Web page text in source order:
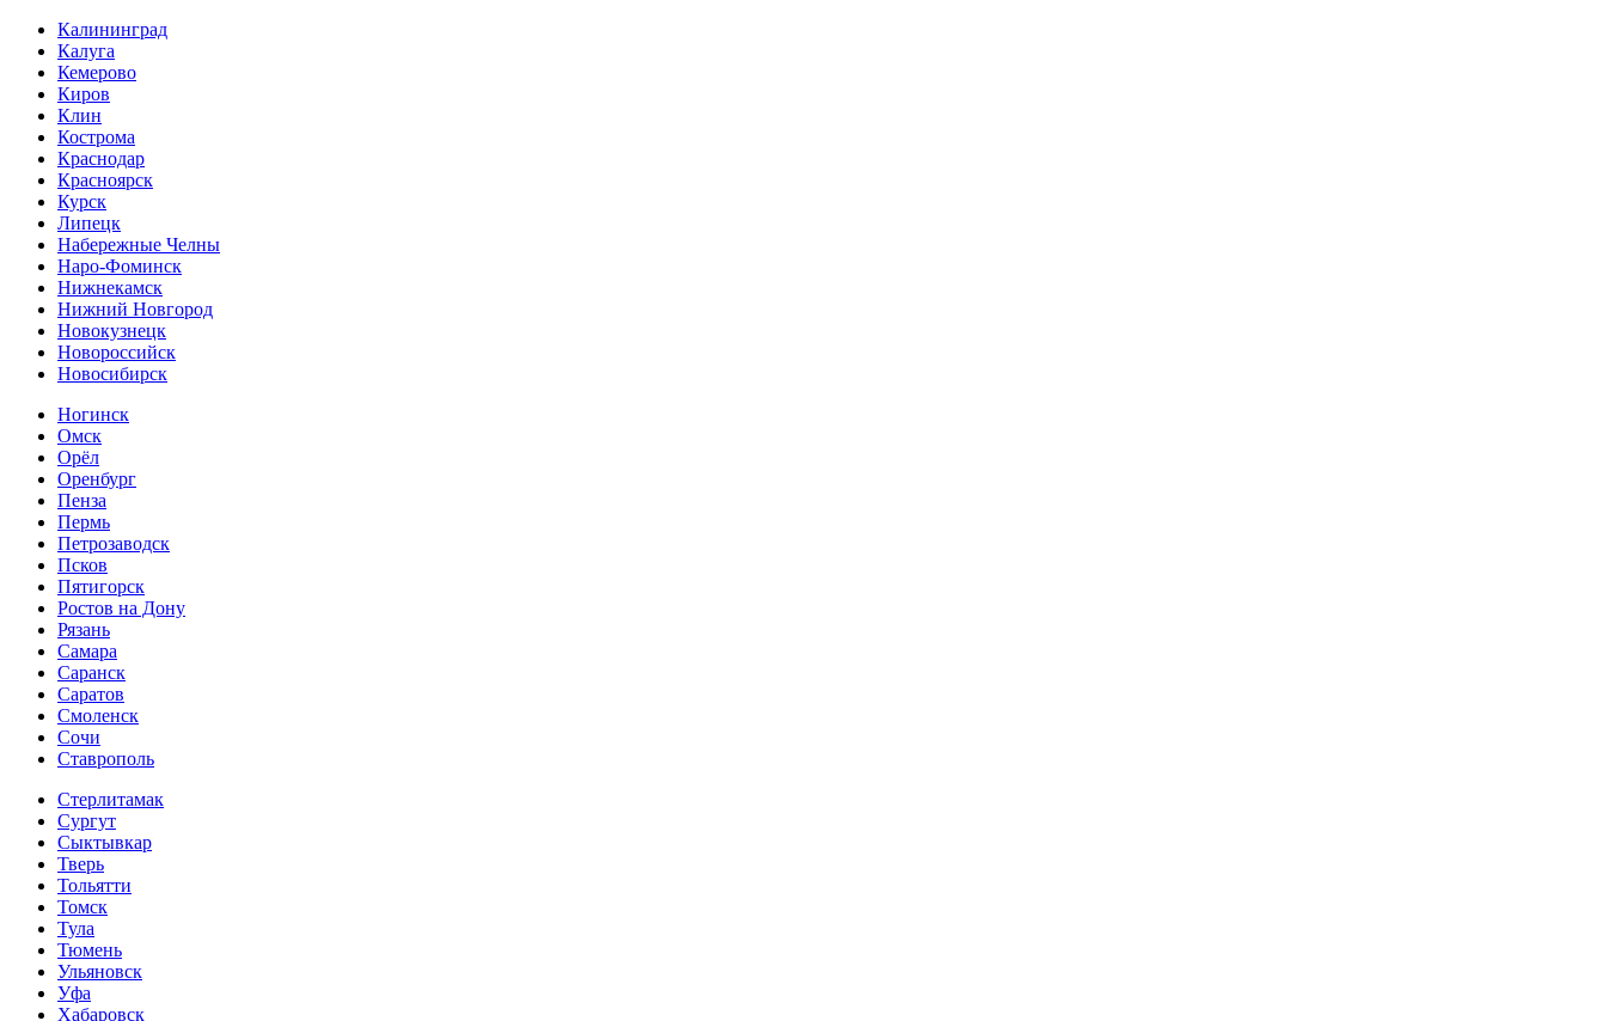
Калининград
Калуга
Кемерово
Киров
Клин
Кострома
Краснодар
Красноярск
Курск
Липецк
Набережные Челны
Наро-Фоминск
Нижнекамск
Нижний Новгород
Новокузнецк
Новороссийск
Новосибирск
Ногинск
Омск
Орёл
Оренбург
Пенза
Пермь
Петрозаводск
Псков
Пятигорск
Ростов на Дону
Рязань
Самара
Саранск
Саратов
Смоленск
Сочи
Ставрополь
Стерлитамак
Сургут
Сыктывкар
Тверь
Тольятти
Томск
Тула
Тюмень
Ульяновск
Уфа
Хабаровск